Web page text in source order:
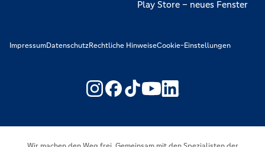
ImpressumDatenschutzRechtliche HinweiseCookie-Einstellungen
https://www.youtube.com/
https://